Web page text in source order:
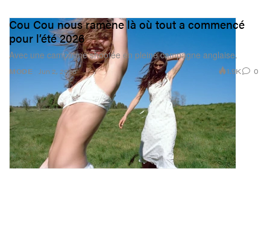
MODE
Cou Cou nous ramène là où tout a commencé
pour l’été 2026
Avec une campagne shootée en pleine campagne anglaise.
Jun 2, 2026 1.9K 0